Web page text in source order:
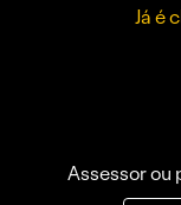
Já é
Assessor ou